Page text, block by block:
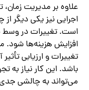
علاوه بر مدیریت
اجرایی نیز یکی دیگر
است. تغییرات در وسط
افزایش هزینه‌ها شود.
تغییرات و ارزیابی
باشد. این کار نیاز به
می‌تواند به چالشی